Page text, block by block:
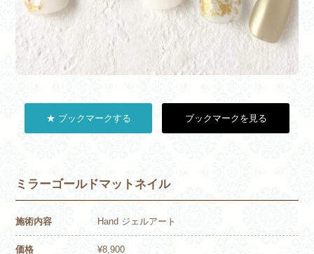
★ ブックマークする ブックマークを見る
ミラーゴールドマットネイル
施術内容 Hand ジェルアート
価格 ¥8,900